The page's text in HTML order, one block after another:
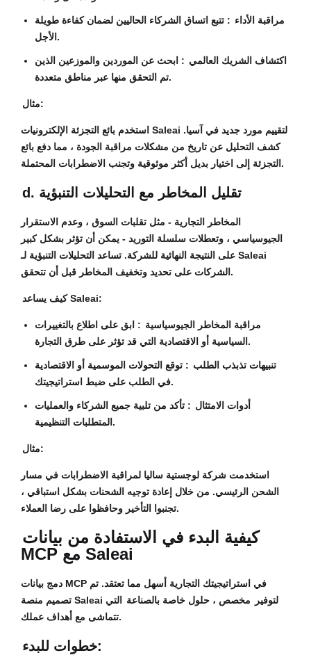
مراقبة الأداء : تتبع اتساق الشركاء الحاليين لضمان كفاءة طويلة
الأجل.
اكتشاف الشريك العالمي : ابحث عن الموردين والموزعين الذين
تم التحقق منها عبر مناطق متعددة.
مثال:
استخدم بائع التجزئة الإلكترونيات Saleai لتقييم مورد جديد في آسيا.
كشف التحليل عن تاريخ من مشكلات مراقبة الجودة ، مما دفع بائع
التجزئة إلى اختيار بديل أكثر موثوقية وتجنب الاضطرابات المحتملة.
d. تقليل المخاطر مع التحليلات التنبؤية
المخاطر التجارية - مثل تقلبات السوق ، وعدم الاستقرار
الجيوسياسي ، وتعطلات سلسلة التوريد - يمكن أن تؤثر بشكل كبير
على النتيجة النهائية للشركة. تساعد التحليلات التنبؤية لـ Saleai
الشركات على تحديد وتخفيف المخاطر قبل أن تتحقق.
كيف يساعد Saleai:
مراقبة المخاطر الجيوسياسية : ابق على اطلاع بالتغييرات
السياسية أو الاقتصادية التي قد تؤثر على طرق التجارة.
تنبيهات تذبذب الطلب : توقع التحولات الموسمية أو الاقتصادية
في الطلب على ضبط استراتيجيتك.
أدوات الامتثال : تأكد من تلبية جميع الشركاء والعمليات
المتطلبات التنظيمية.
مثال:
استخدمت شركة لوجستية ساليا لمراقبة الاضطرابات في مسار
الشحن الرئيسي. من خلال إعادة توجيه الشحنات بشكل استباقي ،
تجنبوا التأخير وحافظوا على رضا العملاء.
كيفية البدء في الاستفادة من بيانات
MCP مع Saleai
دمج بيانات MCP في استراتيجيتك التجارية أسهل مما تعتقد. تم
تصميم منصة Saleai لتوفير
مخصص ، حلول خاصة بالصناعة
التي
تتماشى مع أهداف عملك.
خطوات للبدء: